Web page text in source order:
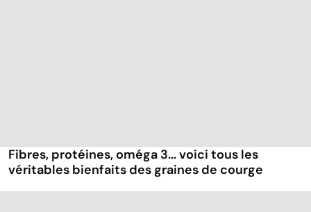
Fibres, protéines, oméga 3... voici tous les
véritables bienfaits des graines de courge